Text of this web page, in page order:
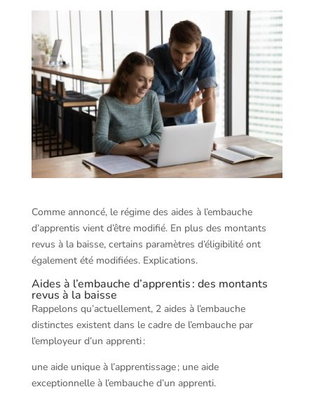
Comme annoncé, le régime des aides à l’embauche
d’apprentis vient d’être modifié. En plus des montants
revus à la baisse, certains paramètres d’éligibilité ont
également été modifiées. Explications.
Aides à l’embauche d’apprentis : des montants
revus à la baisse
Rappelons qu’actuellement, 2 aides à l’embauche
distinctes existent dans le cadre de l’embauche par
l’employeur d’un apprenti :
une aide unique à l’apprentissage ; une aide
exceptionnelle à l’embauche d’un apprenti.